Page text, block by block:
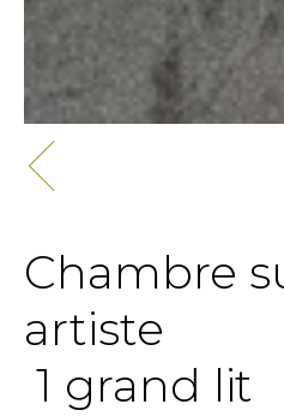
Chambre
artiste
1 grand lit